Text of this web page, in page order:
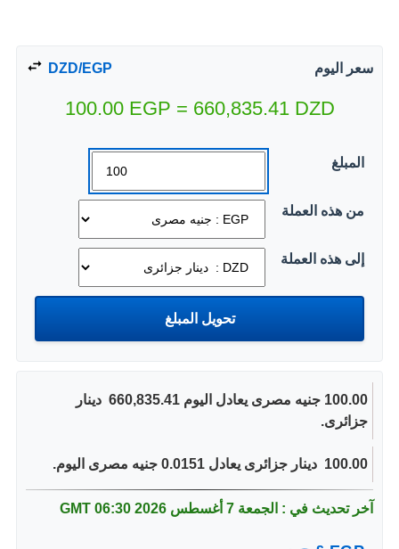
سعر اليوم DZD/EGP
100.00 EGP = 660,835.41 DZD
المبلغ
من هذه العملة
إلى هذه العملة
100.00 جنيه مصرى يعادل اليوم 660,835.41 ‏ دينار
جزائرى.
100.00 ‏ دينار جزائرى يعادل 0.0151 جنيه مصرى اليوم.
آخر تحديث في : الجمعة 7 أغسطس 2026 06:30 GMT